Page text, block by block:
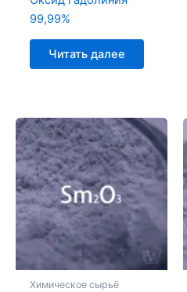
99,99%
Читать далее
Химическое сырьё